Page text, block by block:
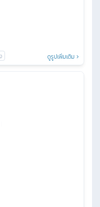
ดูรูปเพิ่มเติม